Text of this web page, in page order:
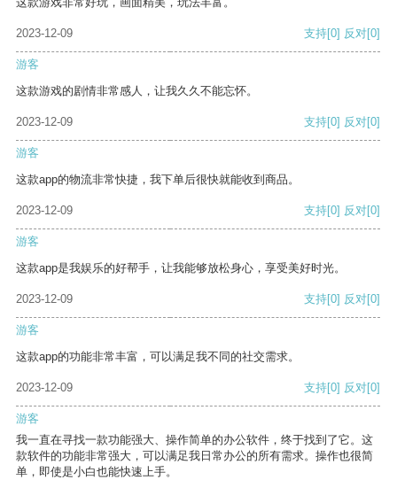
2023-12-09 支持[0] 反对[0]
游客
这款游戏的剧情非常感人，让我久久不能忘怀。
2023-12-09 支持[0] 反对[0]
游客
这款app的物流非常快捷，我下单后很快就能收到商品。
2023-12-09 支持[0] 反对[0]
游客
这款app是我娱乐的好帮手，让我能够放松身心，享受美好时光。
2023-12-09 支持[0] 反对[0]
游客
这款app的功能非常丰富，可以满足我不同的社交需求。
2023-12-09 支持[0] 反对[0]
游客
我一直在寻找一款功能强大、操作简单的办公软件，终于找到了它。这
款软件的功能非常强大，可以满足我日常办公的所有需求。操作也很简
单，即使是小白也能快速上手。